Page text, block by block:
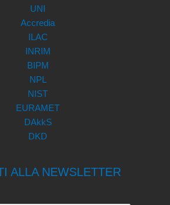
UNI
Accredia
ILAC
INRIM
BIPM
NPL
NIST
EURAMET
DAkkS
DKD
ALLA NEWSLETTER